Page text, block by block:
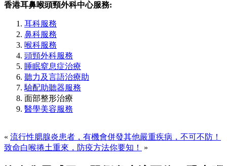
香港耳鼻喉頭頸外科中心服務:
耳科服務
鼻科服務
喉科服務
頭頸外科服務
睡眠窒息症治療
聽力及言語治療助
驗配助聽器服務
面部整形治療
醫學美容服務
« 流行性腮腺炎患者，有機會併發其他嚴重疾病，不可不防！
致命白喉捲土重來，防疫方法你要知！
»